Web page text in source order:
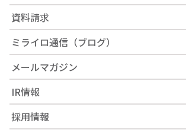
資料請求
ミライロ通信（ブログ）
メールマガジン
IR情報
採用情報